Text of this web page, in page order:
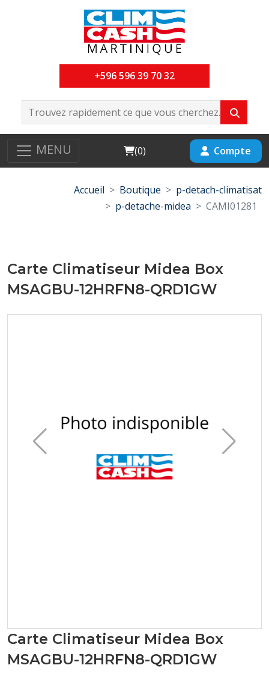
+596 596 39 70 32
MENU Cart
(0) Compte
Accueil Boutique
p-detach-climatisat
p-detache-midea
CAMI01281
Carte Climatiseur Midea Box
MSAGBU-12HRFN8-QRD1GW
Carte Climatiseur Midea Box
MSAGBU-12HRFN8-QRD1GW